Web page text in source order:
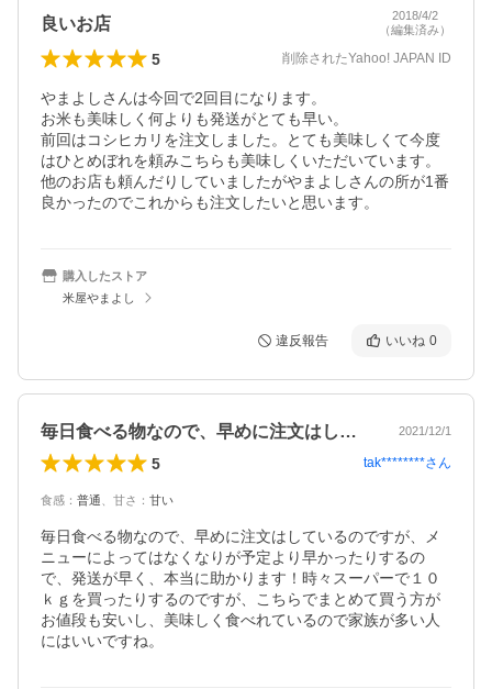
良いお店
2018/4/2
（編集済み）
5 削除されたYahoo! JAPAN ID
やまよしさんは今回で2回目になります。
お米も美味しく何よりも発送がとても早い。
前回はコシヒカリを注文しました。とても美味しくて今度
はひとめぼれを頼みこちらも美味しくいただいています。
他のお店も頼んだりしていましたがやまよしさんの所が1番
良かったのでこれからも注文したいと思います。
購入したストア
米屋やまよし
違反報告 いいね 0
毎日食べる物なので、早めに注文はしてい… 2021/12/1
5 tak********さん
食感 ： 普通 甘さ ： 甘い
毎日食べる物なので、早めに注文はしているのですが、メ
ニューによってはなくなりが予定より早かったりするの
で、発送が早く、本当に助かります！時々スーパーで１０
ｋｇを買ったりするのですが、こちらでまとめて買う方が
お値段も安いし、美味しく食べれているので家族が多い人
にはいいですね。